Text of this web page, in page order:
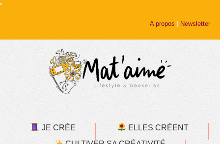
A propos | Newsletter
JE CRÉE
ELLES CRÉENT